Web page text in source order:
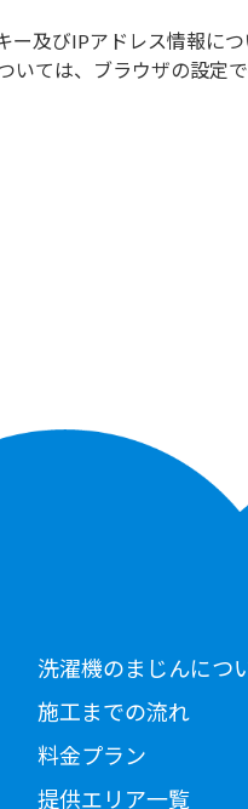
ー及びIPアドレス情報に
いては、ブラウザの設定
洗濯機のまじんにつ
施工までの流れ
料金プラン
提供エリア一覧